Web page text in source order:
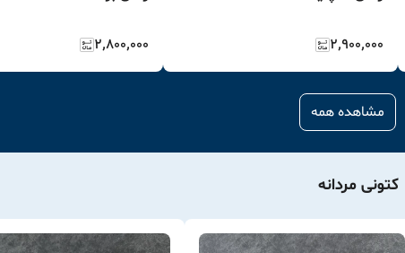
۲٬۹۰۰٬۰۰۰ ۲٬۸۰۰٬۰۰۰
مشاهده همه
کتونی مردانه